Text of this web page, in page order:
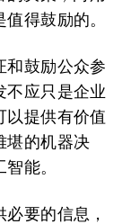
得鼓励的。
和鼓励公众参
不应只是企业
以提供有价值
堪的机器决
能。
要的信息，